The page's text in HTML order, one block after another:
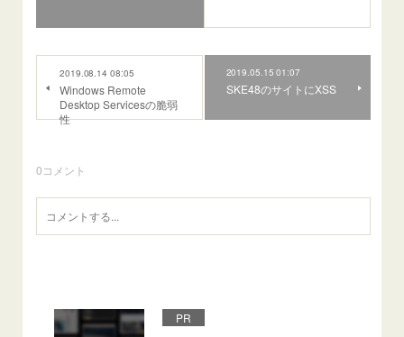
2019.08.14 08:05
Windows Remote
Desktop Servicesの脆弱
性
2019.05.15 01:07
SKE48のサイトにXSS
0コメント
PR